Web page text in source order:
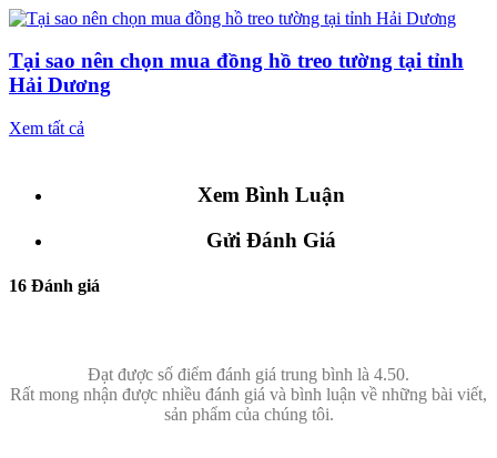
Tại sao nên chọn mua đồng hồ treo tường tại tỉnh
Hải Dương
Xem tất cả
Xem Bình Luận
Gửi Đánh Giá
16 Đánh giá
Đạt được số điểm đánh giá trung bình là 4.50.
Rất mong nhận được nhiều đánh giá và bình luận về những bài viết,
sản phẩm của chúng tôi.